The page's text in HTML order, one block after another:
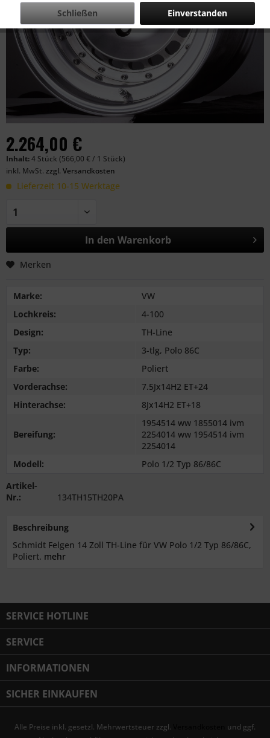
2.264,00 €
Inhalt:4 Stück (566,00 € / 1 Stück)
inkl. MwSt. zzgl. Versandkosten
Lieferzeit 10-15 Werktage
In den Warenkorb
Merken
Marke:
VW
Lochkreis:
4-100
Design:
TH-Line
Typ:
3-tlg, Polo 86C
Farbe:
Poliert
Vorderachse:
7.5Jx14H2 ET+24
Hinterachse:
8Jx14H2 ET+18
Bereifung:
1954514 ww 1855014 ivm
2254014 ww 1954514 ivm
2254014
Modell:
Polo 1/2 Typ 86/86C
Artikel-
Nr.:
134TH15TH20PA
Beschreibung
Schmidt Felgen 14 Zoll TH-Line für VW Polo 1/2 Typ 86/86C,
Poliert. mehr
SERVICE HOTLINE
SERVICE
INFORMATIONEN
SICHER EINKAUFEN
Alle Preise inkl. gesetzl. Mehrwertsteuer zzgl.
und ggf.
Einverstanden
Schließen